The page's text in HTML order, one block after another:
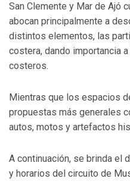
San Clemente y Mar de Ajó
abocan principalmente a
distintos elementos, las
costera, dando importancia
costeros.
Mientras que los espacios
propuestas más generales
autos, motos y artefactos
A continuación, se brinda el
y horarios del circuito de